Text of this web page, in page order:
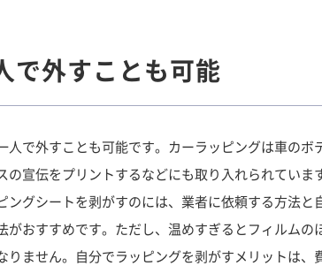
で外すことも可能
で外すことも可能です。カーラッピングは車の
宣伝をプリントするなどにも取り入れられてい
グシートを剥がすのには、業者に依頼する方法
おすすめです。ただし、温めすぎるとフィルムの
ません。自分でラッピングを剥がすメリットは、